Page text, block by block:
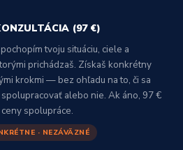
(97 €)
tvoju situáciu, ciele a
prichádzaš. Získaš konkrétny
krokmi — bez ohľadu na to, či sa
alebo nie. Ak áno, 97 €
spolupráce.
· NEZÁVÄZNÉ